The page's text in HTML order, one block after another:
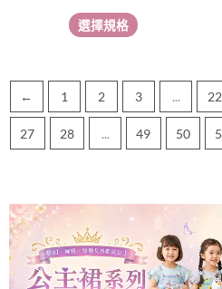
選擇規格
選
擇
項
←
1 2 3 ... 22
27 28 ... 49 50